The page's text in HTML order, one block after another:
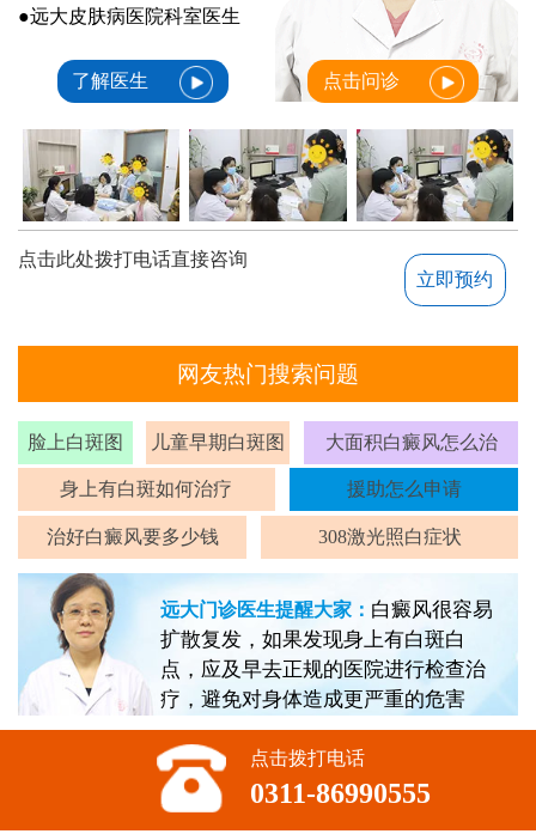
●远大皮肤病医院科室医生
了解医生 点击问诊
点击此处拨打电话直接咨询
立即预约
网友热门搜索问题
脸上白斑图 儿童早期白斑图 大面积白癜风怎么治
身上有白斑如何治疗 援助怎么申请
治好白癜风要多少钱 308激光照白症状
远大门诊医生提醒大家： 白癜风很容易
扩散复发，如果发现身上有白斑白
点，应及早去正规的医院进行检查治
疗，避免对身体造成更严重的危害
点击拨打电话
0311-86990555